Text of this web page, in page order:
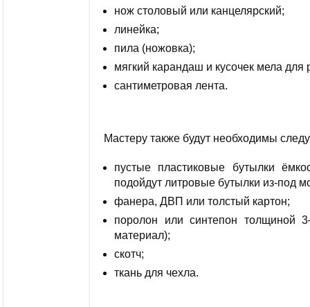
нож столовый или канцелярский;
линейка;
пила (ножовка);
мягкий карандаш и кусочек мела для
сантиметровая лента.
Мастеру также будут необходимы
пустые пластиковые бутылки
подойдут литровые бутылки из-под
фанера, ДВП или толстый картон;
поролон или синтепон толщиной
материал);
скотч;
ткань для чехла.